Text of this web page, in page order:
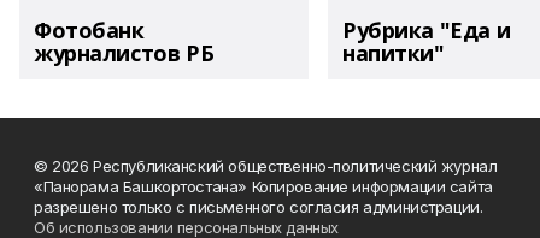
Фотобанк
журналистов РБ
Рубрика "Еда и
напитки"
© 2026 Республиканский общественно-политический журнал
«Панорама Башкортостана» Копирование информации сайта
разрешено только с письменного согласия администрации.
Об использовании персональных данных